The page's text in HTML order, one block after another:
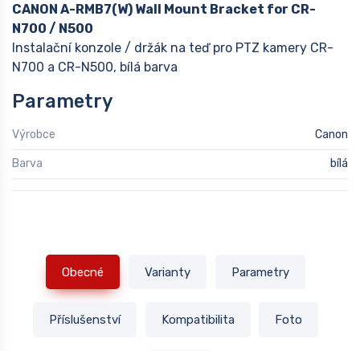
CANON A-RMB7(W) Wall Mount Bracket for CR-
N700 / N500
Instalační konzole / držák na teď pro PTZ kamery CR-
N700 a CR-N500, bílá barva
Parametry
Výrobce Canon
Barva bílá
Obecné Varianty Parametry
Příslušenství Kompatibilita Foto